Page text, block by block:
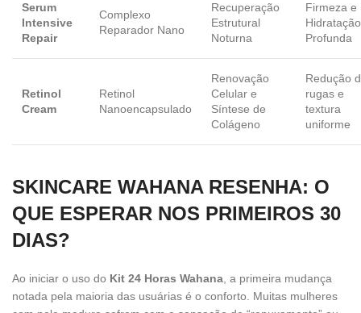
Serum
Intensive
Repair
Complexo
Reparador Nano
Recuperação
Estrutural
Noturna
Firmeza e
Hidratação
Profunda
Retinol
Cream
Retinol
Nanoencapsulado
Renovação
Celular e
Síntese de
Colágeno
Redução
rugas e
textura
uniforme
SKINCARE WAHANA RESENHA: O
QUE ESPERAR NOS PRIMEIROS 30
DIAS?
Ao iniciar o uso do Kit 24 Horas Wahana , a primeira mudança
notada pela maioria das usuárias é o conforto. Muitas mulheres